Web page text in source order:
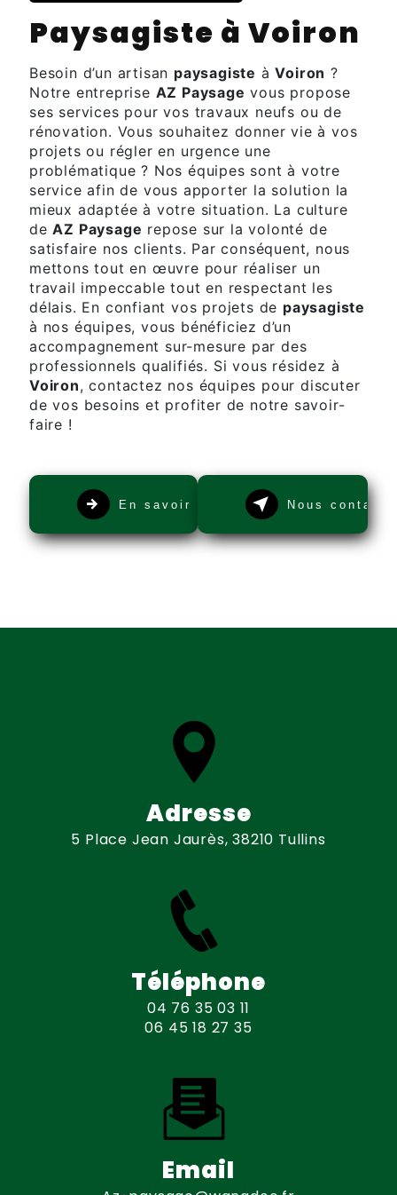
paysagiste à Voiron
Besoin d’un artisan paysagiste àVoiron ?
Notre entreprise AZ Paysage vous propose
ses services pour vos travaux neufs ou de
rénovation. Vous souhaitez donner vie à vos
projets ou régler en urgence une
problématique ? Nos équipes sont à votre
service afin de vous apporter la solution la
mieux adaptée à votre situation. La culture
deAZ Paysage repose sur la volonté de
satisfaire nos clients. Par conséquent, nous
mettons tout en œuvre pour réaliser un
travail impeccable tout en respectant les
délais. En confiant vos projets de paysagiste
à nos équipes, vous bénéficiez d’un
accompagnement sur-mesure par des
professionnels qualifiés. Si vous résidez à
Voiron, contactez nos équipes pour discuter
de vos besoins et profiter de notre savoir-
faire !
En savoir plus Nous
Adresse
5 Place Jean Jaurès, 38210 Tullins
Téléphone
04 76 35 03 11
06 45 18 27 35
Email